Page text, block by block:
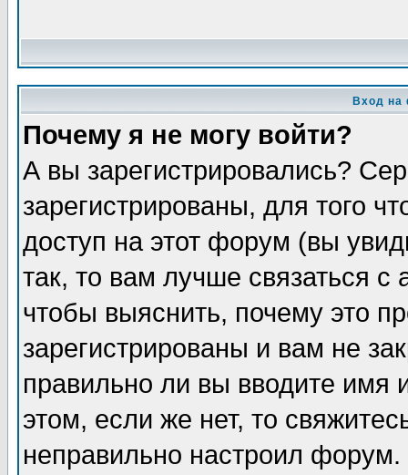
Вход на
Почему я не могу войти?
А вы зарегистрировались?
зарегистрированы, для того
доступ на этот форум (вы
так, то вам лучше связаться
чтобы выяснить, почему это
зарегистрированы и вам не
правильно ли вы вводите
этом, если же нет, то
неправильно настроил форум.